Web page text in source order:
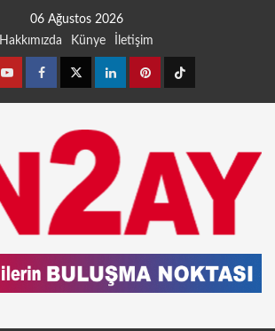
06 Ağustos 2026
Hakkımızda
Künye İletişim